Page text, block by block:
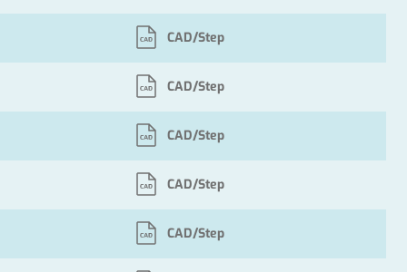
CAD/Step
CAD/Step
CAD/Step
CAD/Step
CAD/Step